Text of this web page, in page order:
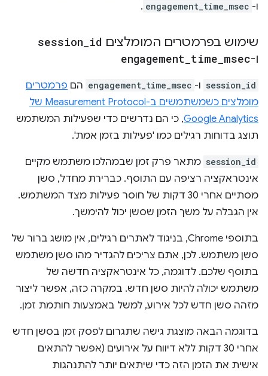
ו- engagement_time_msec
.
שימוש בפרמטרים המומלצים session id
ו- engagement time msec
session_id ו- engagement_time_msec הם פרמטרים
מומלצים כשמשתמשים ב-Measurement Protocol של
Google Analytics, כי הם נדרשים כדי שפעילות המשתמש
תוצג בדוחות רגילים כמו 'פעילות בזמן אמת'.
session_id מתאר פרק זמן שבמהלכו משתמש מקיים
אינטראקציה רציפה עם התוסף. כברירת מחדל, סשן
מסתיים אחרי 30 דקות של חוסר פעילות מצד המשתמש.
אין הגבלה על משך הזמן שסשן יכול להימשך.
בתוספי Chrome, בניגוד לאתרים רגילים, אין מושג ברור של
סשן משתמש. לכן, אתם צריכים להגדיר מהו סשן משתמש
בתוסף שלכם. לדוגמה, כל אינטראקציה חדשה של
משתמש יכולה להיות סשן חדש. במקרה כזה, אפשר ליצור
מזהה סשן חדש לכל אירוע, למשל באמצעות חותמת זמן.
בדוגמה הבאה מוצגת גישה שתגרום לפסק זמן בסשן חדש
אחרי 30 דקות ללא דיווח על אירועים (אפשר להתאים
אישית את הזמן הזה כדי שיתאים יותר להתנהגות